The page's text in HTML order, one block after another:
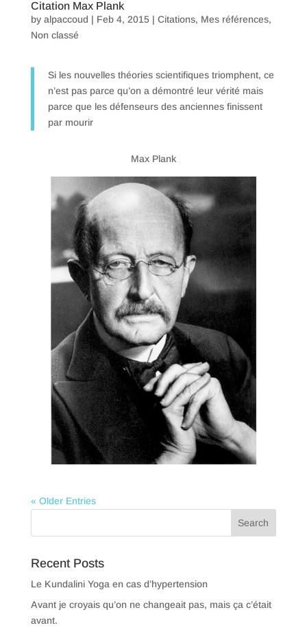
Citation Max Plank
by alpaccoud | Feb 4, 2015| Citations, Mes références,
Non classé
Si les nouvelles théories scientifiques triomphent, ce
n’est pas parce qu’on a démontré leur vérité mais
parce que les défenseurs des anciennes finissent
par mourir
Max Plank
« Older Entries
Recent Posts
Le Kundalini Yoga en cas d’hypertension
Avant je croyais qu’on ne changeait pas, mais ça c’était
avant.